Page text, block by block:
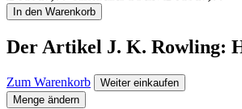
In den Warenkorb
Der Artikel J. K. Rowling:
Zum Warenkorb
Weiter einkaufen
Menge ändern